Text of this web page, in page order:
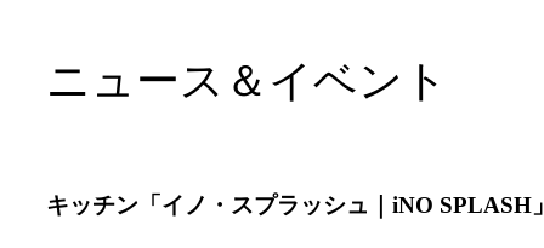
ニュース＆イベント
キッチン「イノ・スプラッシュ｜iNO SPLASH